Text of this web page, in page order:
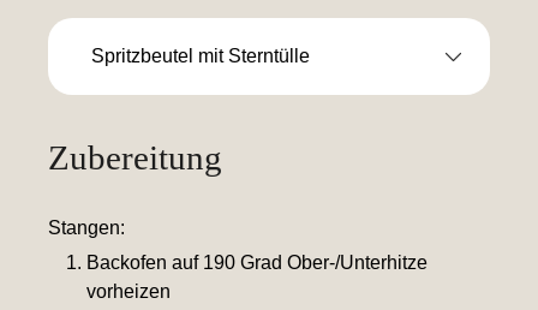
Spritzbeutel mit Sterntülle
Zubereitung
Stangen:
Backofen auf 190 Grad Ober-/Unterhitze
vorheizen